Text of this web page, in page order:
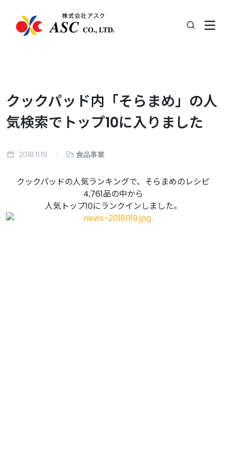
クックパッド内「そらまめ」の人
気検索でトップ10に入りました
2018.11.19 食品事業
クックパッドの人気ランキングで、そらまめのレシピ
4,761品の中から
人気トップ10にランクインしました。